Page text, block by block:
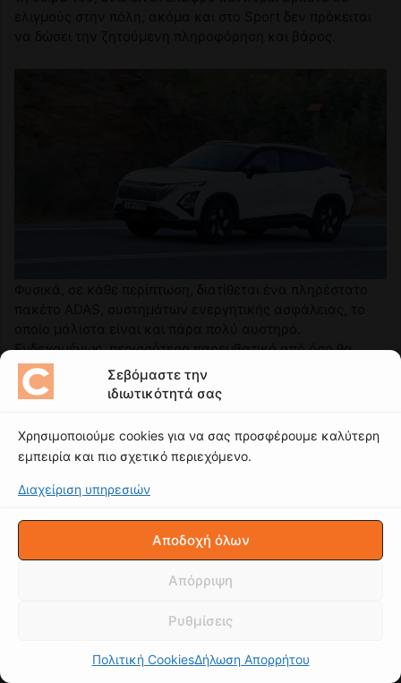
Σεβόμαστε την
ιδιωτικότητά σας
Χρησιμοποιούμε cookies για να σας προσφέρουμε καλύτερη
εμπειρία και πιο σχετικό περιεχόμενο.
Διαχείριση υπηρεσιών
Αποδοχή όλων
Απόρριψη
Ρυθμίσεις
Πολιτική CookiesΔήλωση Απορρήτου